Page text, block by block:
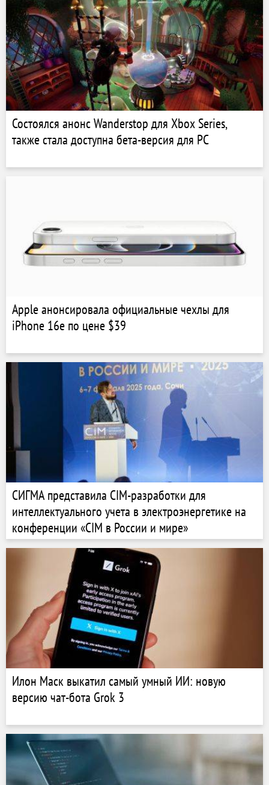
Состоялся анонс Wanderstop для Xbox Series,
также стала доступна бета-версия для PC
Apple анонсировала официальные чехлы для
iPhone 16e по цене $39
СИГМА представила CIM-разработки для
интеллектуального учета в электроэнергетике на
конференции «CIM в России и мире»
Илон Маск выкатил самый умный ИИ: новую
версию чат-бота Grok 3